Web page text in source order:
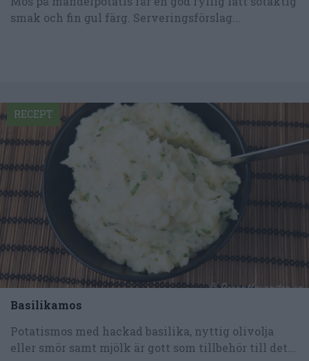
smak och fin gul färg. Serveringsförslag...
Basilikamos
Potatismos med hackad basilika, nyttig olivolja
eller smör samt mjölk är gott som tillbehör till det...
RECEPT